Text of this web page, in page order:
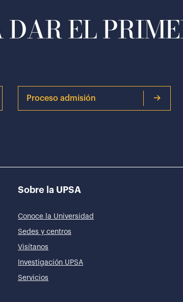
EL
Proceso admisión
Sobre la UPSA
Conoce la Universidad
Sedes y centros
Visítanos
Investigación UPSA
Servicios